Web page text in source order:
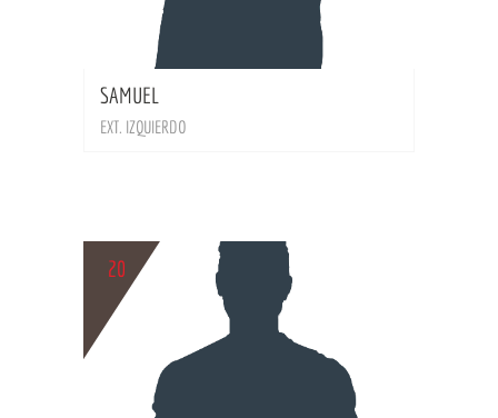
SAMUEL
EXT. IZQUIERDO
20